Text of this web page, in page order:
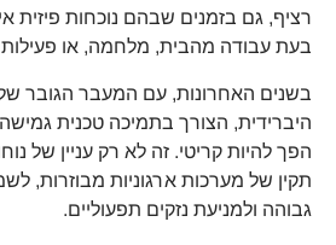
רציף, גם בזמנים שבהם נוכחות פיזית
בעת עבודה מהבית, מלחמה, או פעילות
בשנים האחרונות, עם המעבר הגובר
היברידית, הצורך בתמיכה טכנית
הפך להיות קריטי. זה לא רק עניין של
תקין של מערכות ארגוניות מבוזרות,
גבוהה ולמניעת נזקים תפעוליים.